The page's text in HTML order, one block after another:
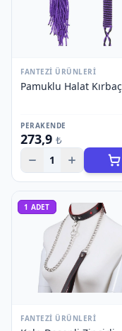
FANTEZI ÜRÜNLERI
Pamuklu Halat Kırbaç
PERAKENDE
273,9 ₺
1
1 ADET
FANTEZI ÜRÜNLERI